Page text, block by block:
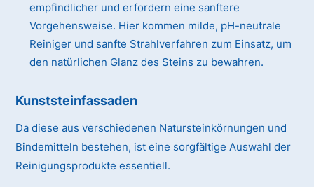
empfindlicher und erfordern eine sanftere
Vorgehensweise. Hier kommen milde, pH-neutrale
Reiniger und sanfte Strahlverfahren zum Einsatz, um
den natürlichen Glanz des Steins zu bewahren.
Kunststeinfassaden
Da diese aus verschiedenen Natursteinkörnungen und
Bindemitteln bestehen, ist eine sorgfältige Auswahl der
Reinigungsprodukte essentiell.